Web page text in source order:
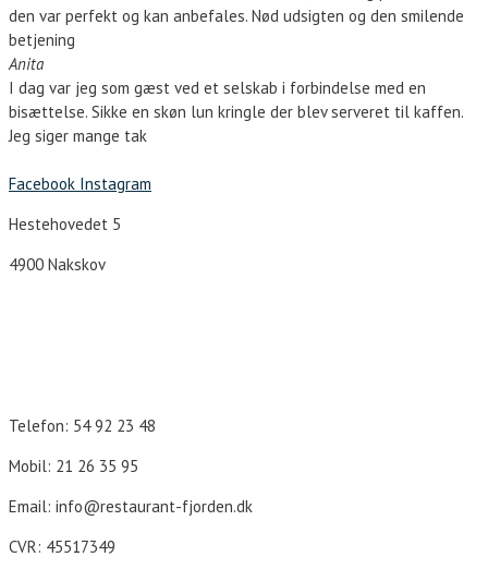
den var perfekt og kan anbefales. Nød udsigten og den smilende
betjening
Anita
I dag var jeg som gæst ved et selskab i forbindelse med en
bisættelse. Sikke en skøn lun kringle der blev serveret til kaffen.
Jeg siger mange tak
Facebook Instagram
Hestehovedet 5
4900 Nakskov
Telefon: 54 92 23 48
Mobil: 21 26 35 95
Email: info@restaurant-fjorden.dk
CVR: 45517349